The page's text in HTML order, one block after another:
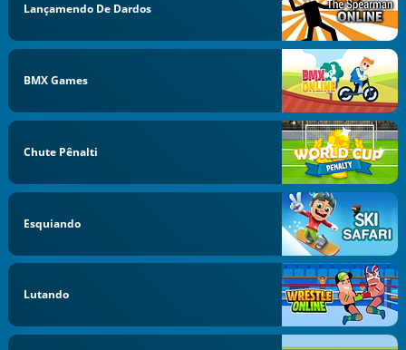
Lançamendo De Dardos
BMX Games
Chute Pênalti
Esquiando
Lutando